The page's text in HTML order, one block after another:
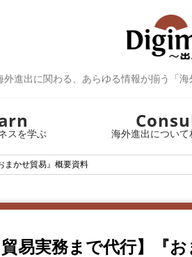
外進出に関わる、あらゆる情報が揃う「
スを学ぶ 海外進出について
まかせ貿易』概要資料
貿易実務まで代行】『